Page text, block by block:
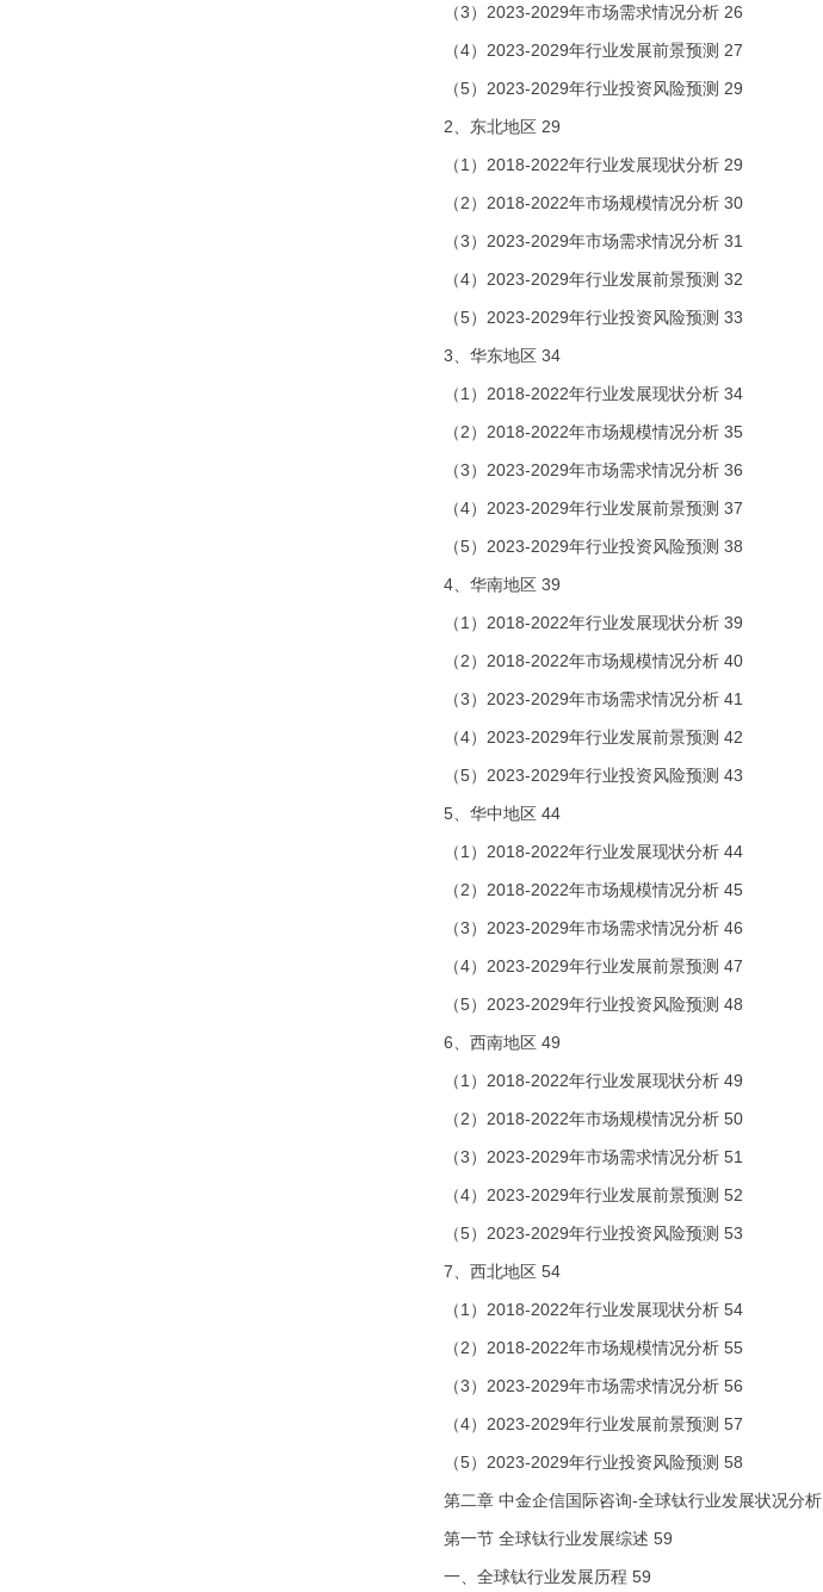
（3）2023-2029年市场需求情况分析 26
（4）2023-2029年行业发展前景预测 27
（5）2023-2029年行业投资风险预测 29
2、东北地区 29
（1）2018-2022年行业发展现状分析 29
（2）2018-2022年市场规模情况分析 30
（3）2023-2029年市场需求情况分析 31
（4）2023-2029年行业发展前景预测 32
（5）2023-2029年行业投资风险预测 33
3、华东地区 34
（1）2018-2022年行业发展现状分析 34
（2）2018-2022年市场规模情况分析 35
（3）2023-2029年市场需求情况分析 36
（4）2023-2029年行业发展前景预测 37
（5）2023-2029年行业投资风险预测 38
4、华南地区 39
（1）2018-2022年行业发展现状分析 39
（2）2018-2022年市场规模情况分析 40
（3）2023-2029年市场需求情况分析 41
（4）2023-2029年行业发展前景预测 42
（5）2023-2029年行业投资风险预测 43
5、华中地区 44
（1）2018-2022年行业发展现状分析 44
（2）2018-2022年市场规模情况分析 45
（3）2023-2029年市场需求情况分析 46
（4）2023-2029年行业发展前景预测 47
（5）2023-2029年行业投资风险预测 48
6、西南地区 49
（1）2018-2022年行业发展现状分析 49
（2）2018-2022年市场规模情况分析 50
（3）2023-2029年市场需求情况分析 51
（4）2023-2029年行业发展前景预测 52
（5）2023-2029年行业投资风险预测 53
7、西北地区 54
（1）2018-2022年行业发展现状分析 54
（2）2018-2022年市场规模情况分析 55
（3）2023-2029年市场需求情况分析 56
（4）2023-2029年行业发展前景预测 57
（5）2023-2029年行业投资风险预测 58
第二章 中金企信国际咨询-全球钛行业发展状况分析
第一节 全球钛行业发展综述 59
一、全球钛行业发展历程 59